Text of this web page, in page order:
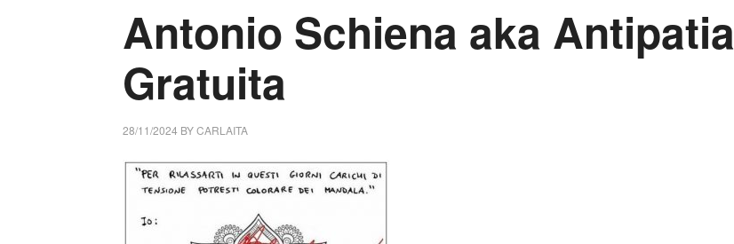
Antonio Schiena aka Antipatia
Gratuita
28/11/2024 BYCARLAITA